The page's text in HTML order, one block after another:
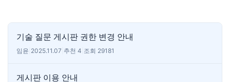
기술 질문 게시판 권한 변경 안내
임윤 2025.11.07 추천 4 조회 29181
게시판 이용 안내